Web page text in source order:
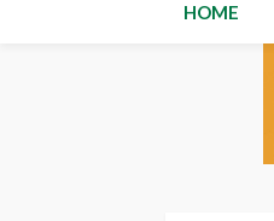
HOME